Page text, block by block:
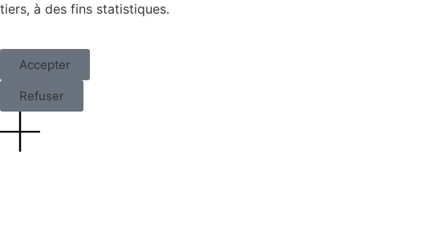
tiers, à des fins statistiques.
Accepter
Refuser